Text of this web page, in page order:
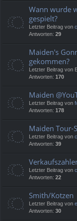
Wann wurde
gespielt?
Letzter Beitrag von
Antworten: 29
Maiden's
gekommen?
Letzter Beitrag von
Antworten: 170
Maiden
Letzter Beitrag von
Antworten: 178
Maiden Tour-
Letzter Beitrag von
Antworten: 39
Letzter Beitrag von
Antworten: 22
Smith/Kotzen
Letzter Beitrag von
Antworten: 30